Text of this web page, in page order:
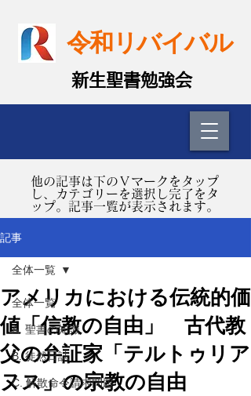
令和リバイバル
​新生聖書勉強会
​他の記事は下のＶマークをタップ
し、カテゴリーを選択し完了をタ
ップ。記事一覧が表示されます。
記事
全体一覧
A. 聖書の知識
B. 徒然日誌
C. 解散命令請求問題
全体一覧
アメリカにおける伝統的価
値「信教の自由」 古代教
父の弁証家「テルトゥリア
ヌス」の宗教の自由